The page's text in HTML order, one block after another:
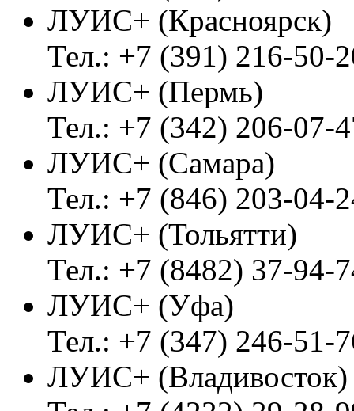
ЛУИС+ (Красноярск)
Тел.: +7 (391) 216-50-
ЛУИС+ (Пермь)
Тел.: +7 (342) 206-07-
ЛУИС+ (Самара)
Тел.: +7 (846) 203-04-
ЛУИС+ (Тольятти)
Тел.: +7 (8482) 37-94-
ЛУИС+ (Уфа)
Тел.: +7 (347) 246-51-
ЛУИС+